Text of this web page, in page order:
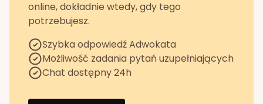
online, dokładnie wtedy, gdy tego
potrzebujesz.
Szybka odpowiedź Adwokata
Możliwość zadania pytań uzupełniających
Chat dostępny 24h